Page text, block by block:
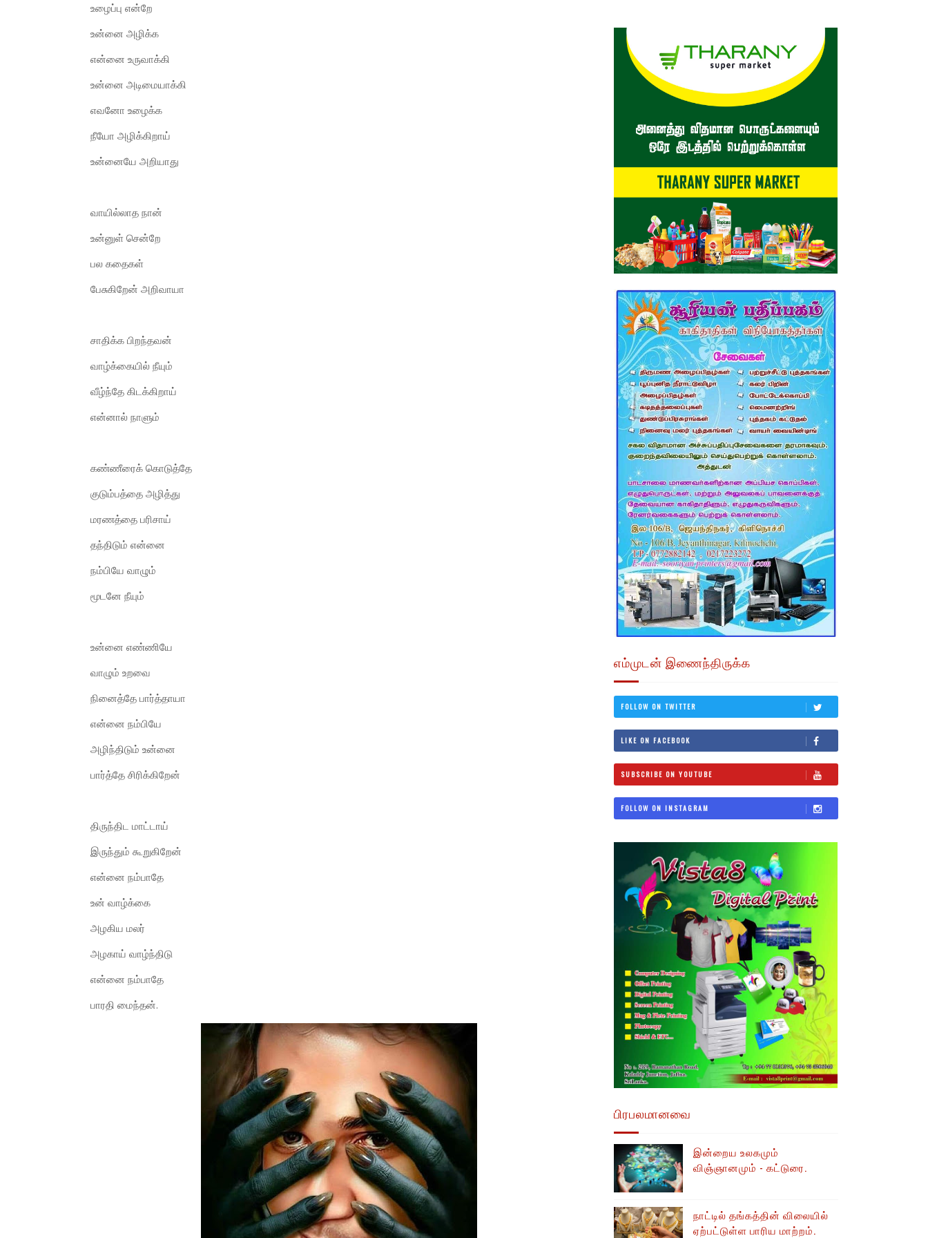
உழைப்பு என்றே
உன்னை அழிக்க
என்னை உருவாக்கி
உன்னை அடிமையாக்கி
எவனோ உழைக்க
நீயோ அழிக்கிறாய்
உன்னையே அறியாது
வாயில்லாத நான்
உன்னுள் சென்றே
பல கதைகள்
பேசுகிறேன் அறிவாயா
சாதிக்க பிறந்தவன்
வாழ்க்கையில் நீயும்
வீழ்ந்தே கிடக்கிறாய்
என்னால் நாளும்
கண்ணீரைக் கொடுத்தே
குடும்பத்தை அழித்து
மரணத்தை பரிசாய்
தந்திடும் என்னை
நம்பியே வாழும்
மூடனே நீயும்
உன்னை எண்ணியே
வாழும் உறவை
நினைத்தே பார்த்தாயா
என்னை நம்பியே
அழிந்திடும் உன்னை
பார்த்தே சிரிக்கிறேன்
திருந்திட மாட்டாய்
இருந்தும் கூறுகிறேன்
என்னை நம்பாதே
உன் வாழ்க்கை
அழகிய மலர்
அழகாய் வாழ்ந்திடு
என்னை நம்பாதே
பாரதி மைந்தன்.
எம்முடன் இணைந்திருக்க
FOLLOW ON TWITTER
LIKE ON FACEBOOK
SUBSCRIBE ON YOUTUBE
FOLLOW ON INSTAGRAM
பிரபலமானவை
இன்றைய உலகமும்
விஞ்ஞானமும் - கட்டுரை.
நாட்டில் தங்கத்தின் விலையில்
ஏற்பட்டுள்ள பாரிய மாற்றம்.